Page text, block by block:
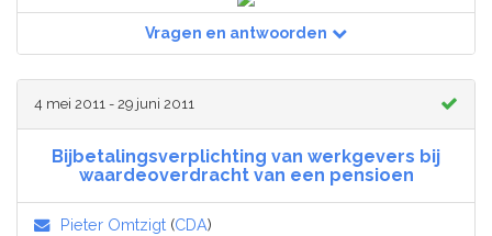
Vragen en antwoorden
4 mei 2011 - 29 juni 2011
Bijbetalingsverplichting van werkgevers bij
waardeoverdracht van een pensioen
Pieter Omtzigt (CDA)